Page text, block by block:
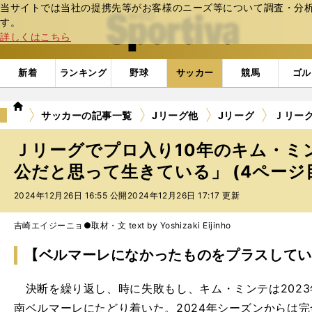
当サイトでは当社の提携先等がお客様のニーズ等について調査・
す。
詳しくはこちら
web Sportiva (webスポルティーバ)
新着 ランキング 野球 サッカー 競馬 ゴ
we
ポ
ル
テ
ィ
ー
バ
サッカーの記事一覧 Jリーグ他 Jリーグ Ｊリー
Ｊリーグでプロ入り10年のキム・ミ
公だと思って生きている」 (4ページ
2024年12月26日 16:55 公開 2024年12月26日 17:17 更新
吉崎エイジーニョ●取材・文 text by Yoshizaki Eijinho
【ベルマーレになかったものをプラスして
決断を繰り返し、時に失敗もし、キム・ミンテは
南ベルマーレにたどり着いた。2024年シーズンからは